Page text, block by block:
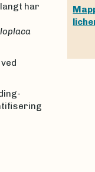
har